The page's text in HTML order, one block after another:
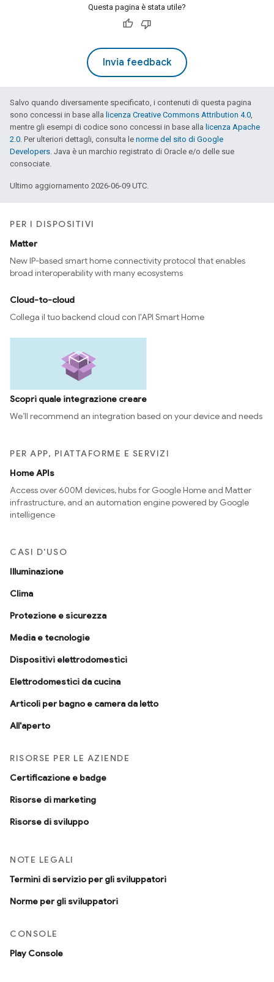
Questa pagina è stata utile?
Invia feedback
Salvo quando diversamente specificato, i contenuti di questa pagina
sono concessi in base alla licenza Creative Commons Attribution 4.0,
mentre gli esempi di codice sono concessi in base alla licenza Apache
2.0. Per ulteriori dettagli, consulta le norme del sito di Google
Developers. Java è un marchio registrato di Oracle e/o delle sue
consociate.
Ultimo aggiornamento 2026-06-09 UTC.
PER I DISPOSITIVI
Matter
New IP-based smart home connectivity protocol that enables
broad interoperability with many ecosystems
Cloud-to-cloud
Collega il tuo backend cloud con l'API Smart Home
Scopri quale integrazione creare
We’ll recommend an integration based on your device and needs
PER APP, PIATTAFORME E SERVIZI
Home APIs
Access over 600M devices, hubs for Google Home and Matter
infrastructure, and an automation engine powered by Google
intelligence
CASI D'USO
Illuminazione
Clima
Protezione e sicurezza
Media e tecnologie
Dispositivi elettrodomestici
Elettrodomestici da cucina
Articoli per bagno e camera da letto
All'aperto
RISORSE PER LE AZIENDE
Certificazione e badge
Risorse di marketing
Risorse di sviluppo
NOTE LEGALI
Termini di servizio per gli sviluppatori
Norme per gli sviluppatori
CONSOLE
Play Console